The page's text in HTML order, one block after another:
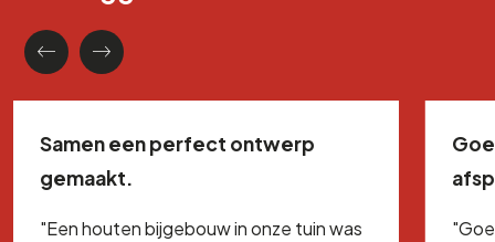
Samen een perfect ontwerp
gemaakt.
"Een houten bijgebouw in onze tuin was